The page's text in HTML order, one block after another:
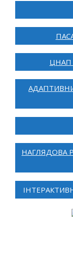
ЦНАП
НАГЛЯДОВА